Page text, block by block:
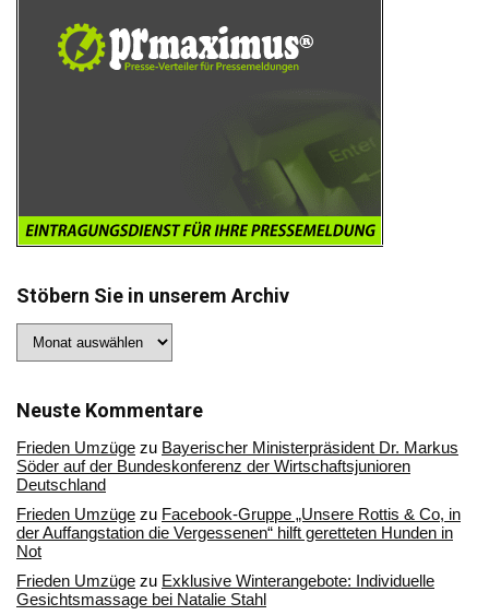
Stöbern Sie in unserem Archiv
Sie
Archiv
Neuste Kommentare
Frieden Umzüge zu Bayerischer Ministerpräsident Dr. Markus
Söder auf der Bundeskonferenz der Wirtschaftsjunioren
Deutschland
Frieden Umzüge zu Facebook-Gruppe „Unsere Rottis & Co, in
der Auffangstation die Vergessenen“ hilft geretteten Hunden in
Not
Frieden Umzüge zu Exklusive Winterangebote: Individuelle
Gesichtsmassage bei Natalie Stahl